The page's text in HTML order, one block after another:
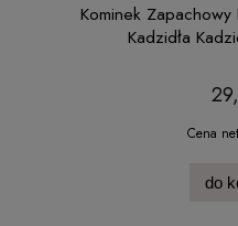
Kominek Zapachowy
Kadzidła
Cena
do